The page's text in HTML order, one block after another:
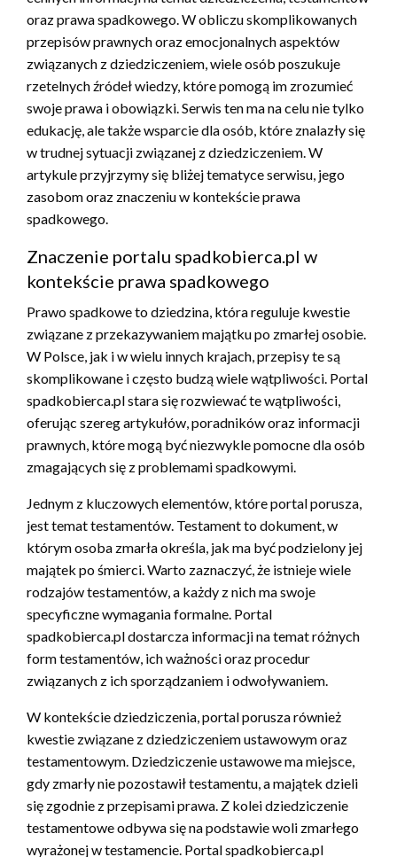
oraz prawa spadkowego. W obliczu skomplikowanych
przepisów prawnych oraz emocjonalnych aspektów
związanych z dziedziczeniem, wiele osób poszukuje
rzetelnych źródeł wiedzy, które pomogą im zrozumieć
swoje prawa i obowiązki. Serwis ten ma na celu nie tylko
edukację, ale także wsparcie dla osób, które znalazły się
w trudnej sytuacji związanej z dziedziczeniem. W
artykule przyjrzymy się bliżej tematyce serwisu, jego
zasobom oraz znaczeniu w kontekście prawa
spadkowego.
Znaczenie portalu spadkobierca.pl w
kontekście prawa spadkowego
Prawo spadkowe to dziedzina, która reguluje kwestie
związane z przekazywaniem majątku po zmarłej osobie.
W Polsce, jak i w wielu innych krajach, przepisy te są
skomplikowane i często budzą wiele wątpliwości. Portal
spadkobierca.pl stara się rozwiewać te wątpliwości,
oferując szereg artykułów, poradników oraz informacji
prawnych, które mogą być niezwykle pomocne dla osób
zmagających się z problemami spadkowymi.
Jednym z kluczowych elementów, które portal porusza,
jest temat testamentów. Testament to dokument, w
którym osoba zmarła określa, jak ma być podzielony jej
majątek po śmierci. Warto zaznaczyć, że istnieje wiele
rodzajów testamentów, a każdy z nich ma swoje
specyficzne wymagania formalne. Portal
spadkobierca.pl dostarcza informacji na temat różnych
form testamentów, ich ważności oraz procedur
związanych z ich sporządzaniem i odwoływaniem.
W kontekście dziedziczenia, portal porusza również
kwestie związane z dziedziczeniem ustawowym oraz
testamentowym. Dziedziczenie ustawowe ma miejsce,
gdy zmarły nie pozostawił testamentu, a majątek dzieli
się zgodnie z przepisami prawa. Z kolei dziedziczenie
testamentowe odbywa się na podstawie woli zmarłego
wyrażonej w testamencie. Portal spadkobierca.pl